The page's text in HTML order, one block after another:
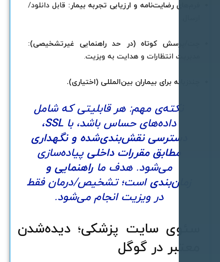
رضایت‌نامه و ارزیابی تجربه بیمار:قابل دانلود/
چت/پرسش کوتاه (در حد راهنمایی غیرتشخیصی):
مدیریت انتظارات و هدایت به ویزیت.
چندزبانه برای بیماران بین‌المللی (اختیاری).
نکته‌ی مهم: هر قابلیتی که شامل
داده‌های حساس باشد، با
SSL،
دسترسی نقش‌بندی‌شده و نگهداری
مطابق مقررات داخلیپیاده‌سازی
می‌شود. هدف ماراهنمایی و
زمان‌بندیاست؛ تشخیص/درمان فقط
در ویزیت انجام می‌شود.
سئوی سایت پزشکی؛ دیده‌شدن
معتبر در گوگل